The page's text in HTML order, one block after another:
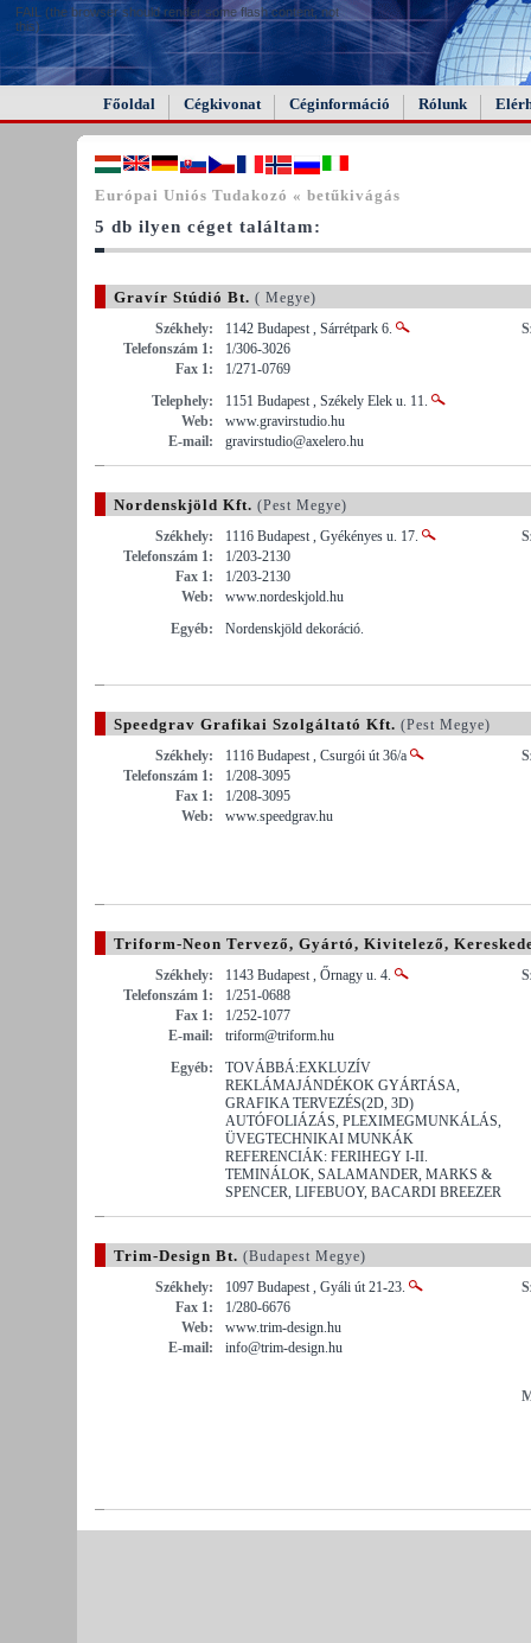
FAIL (the browser should render some flash content, not
this).
Főoldal Cégkivonat Céginformáció Rólunk
Európai Uniós Tudakozó « betűkivágás
5 db ilyen céget találtam:
Gravír Stúdió Bt. ( Megye)
Székhely:
1142 Budapest , Sárrétpark 6.
Telefonszám 1:
1/306-3026
Fax 1:
1/271-0769
Telephely:
1151 Budapest , Székely Elek u. 11.
Web:
www.gravirstudio.hu
E-mail:
gravirstudio@axelero.hu
Nordenskjöld Kft. (Pest Megye)
Székhely:
1116 Budapest , Gyékényes u. 17.
Telefonszám 1:
1/203-2130
Fax 1:
1/203-2130
Web:
www.nordeskjold.hu
Egyéb:
Nordenskjöld dekoráció.
Speedgrav Grafikai Szolgáltató Kft. (Pest Megye)
Székhely:
1116 Budapest , Csurgói út 36/a
Telefonszám 1:
1/208-3095
Fax 1:
1/208-3095
Web:
www.speedgrav.hu
Triform-Neon Tervező, Gyártó, Kivitelező,
Székhely:
1143 Budapest , Őrnagy u. 4.
Telefonszám 1:
1/251-0688
Fax 1:
1/252-1077
E-mail:
triform@triform.hu
Egyéb:
TOVÁBBÁ:EXKLUZÍV
REKLÁMAJÁNDÉKOK GYÁRTÁSA,
GRAFIKA TERVEZÉS(2D, 3D)
AUTÓFOLIÁZÁS, PLEXIMEGMUNKÁLÁS,
ÜVEGTECHNIKAI MUNKÁK
REFERENCIÁK: FERIHEGY I-II.
TEMINÁLOK, SALAMANDER, MARKS &
SPENCER, LIFEBUOY, BACARDI BREEZER
Trim-Design Bt. (Budapest Megye)
Székhely:
1097 Budapest , Gyáli út 21-23.
Fax 1:
1/280-6676
Web:
www.trim-design.hu
E-mail:
info@trim-design.hu